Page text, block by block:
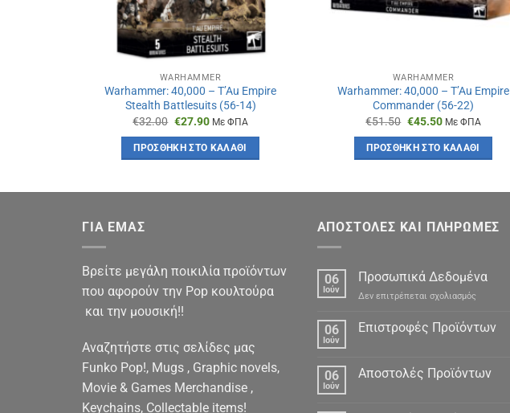
WARHAMMER
Warhammer: 40,000 – T’Au Empire
Stealth Battlesuits (56-14)
€32.00 Original
was:
€32.00.
€27.90Η
τιμή
είναι:
Με ΦΠΑ
ΠΡΟΣΘΉΚΗ ΣΤΟ ΚΑΛΆΘΙ
WARHAMMER
Warhammer: 40,000 – T’Au Empire
Commander (56-22)
€51.50 Original
was:
€51.50.
€45.50Η
τιμή
είναι:
Με ΦΠΑ
ΠΡΟΣΘΉΚΗ ΣΤΟ ΚΑΛΆΘΙ
ΓΙΑ ΕΜΑΣ
Βρείτε μεγάλη ποικιλία προϊόντων
που αφορούν την Pop κουλτούρα
και την μουσική!!
Αναζητήστε στις σελίδες μας
Funko Pop!, Mugs , Graphic novels,
Movie & Games Merchandise ,
Keychains, Collectable items!
ΑΠΟΣΤΟΛΕΣ ΚΑΙ ΠΛΗΡΩΜΕΣ
06
Ιούν
Προσωπικά Δεδομένα
Δεν επιτρέπεται σχολιασμόςστο
Δεδομένα
06
Ιούν
Επιστροφές Προϊόντων
06
Ιούν
Αποστολές Προϊόντων